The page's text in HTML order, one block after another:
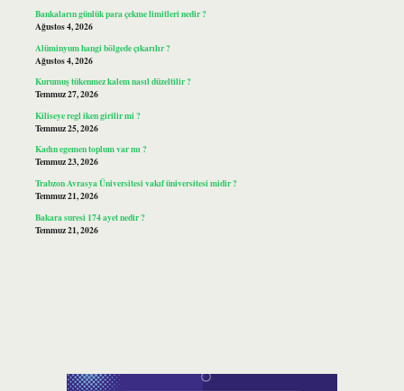
Bankaların günlük para çekme limitleri nedir ?
Ağustos 4, 2026
Alüminyum hangi bölgede çıkarılır ?
Ağustos 4, 2026
Kurumuş tükenmez kalem nasıl düzeltilir ?
Temmuz 27, 2026
Kiliseye regl iken girilir mi ?
Temmuz 25, 2026
Kadın egemen toplum var mı ?
Temmuz 23, 2026
Trabzon Avrasya Üniversitesi vakıf üniversitesi midir ?
Temmuz 21, 2026
Bakara suresi 174 ayet nedir ?
Temmuz 21, 2026